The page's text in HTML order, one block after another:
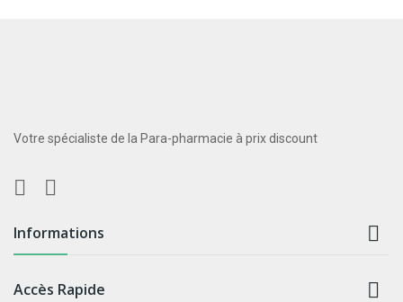
Votre spécialiste de la Para-pharmacie à prix discount
Informations 
Accès Rapide 